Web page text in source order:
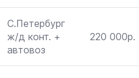
С.Петербург
ж/д конт. +
автовоз
220 000р.